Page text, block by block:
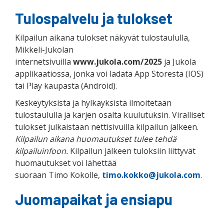
Tulospalvelu ja tulokset
Kilpailun aikana tulokset näkyvät tulostaululla,
Mikkeli-Jukolan
internetsivuilla www.jukola.com/2025 ja Jukola
applikaatiossa, jonka voi ladata App Storesta (IOS)
tai Play kaupasta (Android).
Keskeytyksistä ja hylkäyksistä ilmoitetaan
tulostaululla ja kärjen osalta kuulutuksin. Viralliset
tulokset julkaistaan nettisivuilla kilpailun jälkeen.
Kilpailun aikana huomautukset tulee tehdä
kilpailuinfoon. Kilpailun jälkeen tuloksiin liittyvät
huomautukset voi lähettää
suoraan Timo Kokolle, timo.kokko@jukola.com.
Juomapaikat ja ensiapu